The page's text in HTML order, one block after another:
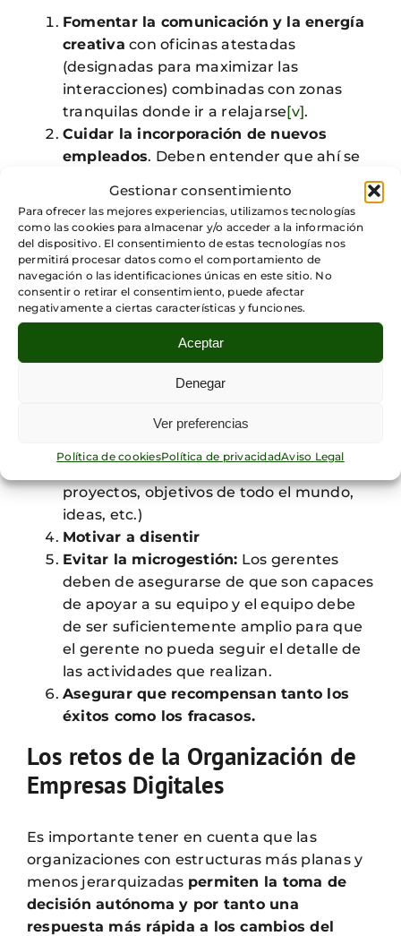
Gestionar consentimiento
Para ofrecer las mejores experiencias, utilizamos tecnologías
como las cookies para almacenar y/o acceder a la información
del dispositivo. El consentimiento de estas tecnologías nos
permitirá procesar datos como el comportamiento de
navegación o las identificaciones únicas en este sitio. No
consentir o retirar el consentimiento, puede afectar
negativamente a ciertas características y funciones.
Aceptar
Denegar
Ver preferencias
Política de cookiesPolítica de privacidadAviso Legal
Fomentar la comunicación y la energía
creativa con oficinas atestadas
(designadas para maximizar las
interacciones) combinadas con zonas
tranquilas donde ir a relajarse[v].
Cuidar la incorporación de nuevos
empleados. Deben entender que ahí se
ver con sus propios ojos la creatividad de
sus compañeros y la ausencia de
barreras mentales.[vi].
Transparencia en la toma de
decisiones:La toma de decisiones debe
ser accesible y basada en los datos. Todos
y cada uno de los participantes deben
tomar una determinada estrategia para
dentro de su ámbito de responsabilidad.
proyectos, objetivos de todo el mundo,
ideas, etc.)
Motivar a disentir
Evitar la microgestión: Los gerentes
deben de asegurarse de que son capaces
de apoyar a su equipo y el equipo debe
de ser suficientemente amplio para que
el gerente no pueda seguir el detalle de
las actividades que realizan.
Asegurar que recompensan tanto los
éxitos como los fracasos.
Los retos de la Organización de
Empresas Digitales
Es importante tener en cuenta que las
organizaciones con estructuras más planas y
menos jerarquizadas permiten la toma de
decisión autónoma y por tanto una
respuesta más rápida a los cambios del